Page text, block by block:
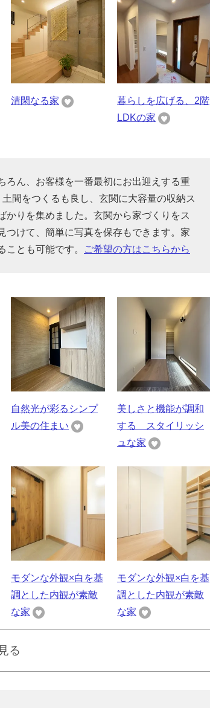
清閑なる家
暮らしを広げる、2階
LDKの家
ろん、お客様を一番最初にお出迎えする重
間をつくるも良し、玄関に大容量の収納ス
りを集めました。玄関から家づくりをス
つけて、簡単に写真を保存もできます。家
とも可能です。
ご希望の方はこちらから
自然光が彩るシンプ
ル美の住まい
美しさと機能が調和
する スタイリッシ
ュな家
モダンな外観×白を基
調とした内観が素敵
な家
モダンな外観×白を基
調とした内観が素敵
な家
る